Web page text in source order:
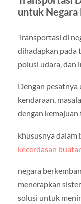
untuk Negara
Transportasi di
dihadapkan pada
polusi udara, dan
Dengan
kendaraan,
dengan
khususnya dalam
kecerdasan
negara
menerapkan
solusi untuk